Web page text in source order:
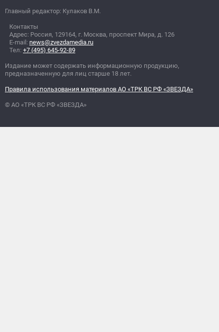
Главный редактор: Кулаков В.М.
Контакты
Адрес: Россия, 129164, г. Москва, проспект Мира, д. 126
E-mail: news@zvezdamedia.ru
Тел: +7 (495) 645-92-89
Издание может содержать информационную продукцию,
предназначенную для лиц старше 18 лет.
Правила использования материалов АО «ТРК ВС РФ «ЗВЕЗДА»
© АО «ТРК ВС РФ «ЗВЕЗДА»